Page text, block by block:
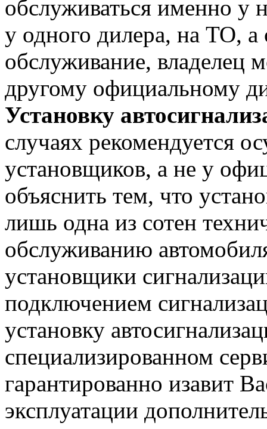
обслуживаться именно у
у одного дилера, на ТО, а
обслуживание, владелец
другому официальному
Установку
случаях рекомендуется
установщиков, а не у
объяснить тем, что
лишь одна из сотен
обслуживанию
установщики
подключением
установку
специализированном
гарантированно изавит
эксплуатации